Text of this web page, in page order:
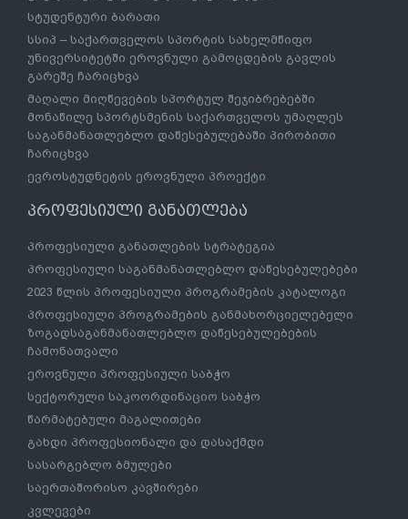
სტუდენტური ბარათი
სსიპ – საქართველოს სპორტის სახელმწიფო
უნივერსიტეტში ეროვნული გამოცდების გავლის
გარეშე ჩარიცხვა
მაღალი მიღწევების სპორტულ შეჯიბრებებში
მონაწილე სპორტსმენის საქართველოს უმაღლეს
საგანმანათლებლო დაწესებულებაში პირობითი
ჩარიცხვა
ევროსტუდნეტის ეროვნული პროექტი
პროფესიული განათლება
პროფესიული განათლების სტრატეგია
პროფესიული საგანმანათლებლო დაწესებულებები
2023 წლის პროფესიული პროგრამების კატალოგი
პროფესიული პროგრამების განმახორციელებელი
ზოგადსაგანმანათლებლო დაწესებულებების
ჩამონათვალი
ეროვნული პროფესიული საბჭო
სექტორული საკოორდინაციო საბჭო
წარმატებული მაგალითები
გახდი პროფესიონალი და დასაქმდი
სასარგებლო ბმულები
საერთაშორისო კავშირები
კვლევები